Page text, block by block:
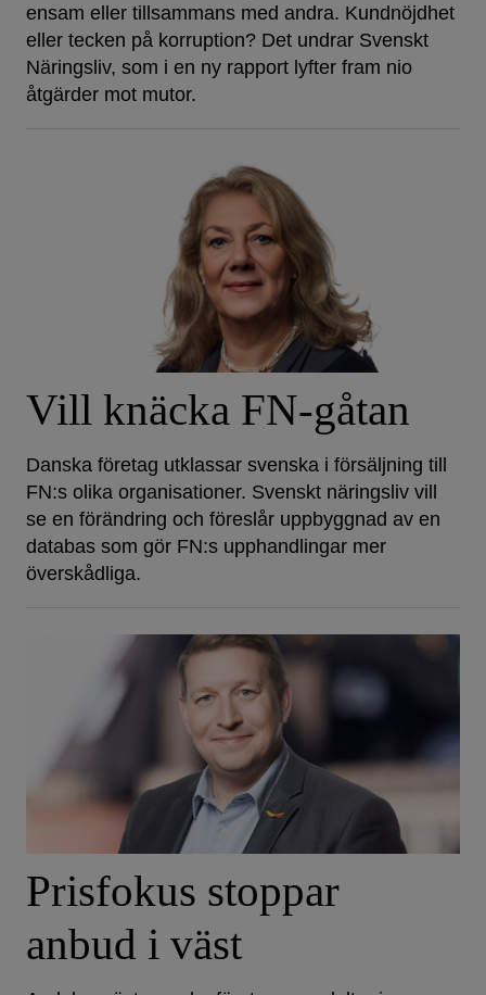
ensam eller tillsammans med andra. Kundnöjdhet
eller tecken på korruption? Det undrar Svenskt
Näringsliv, som i en ny rapport lyfter fram nio
åtgärder mot mutor.
Vill knäcka FN-gåtan
Danska företag utklassar svenska i försäljning till
FN:s olika organisationer. Svenskt näringsliv vill
se en förändring och föreslår uppbyggnad av en
databas som gör FN:s upphandlingar mer
överskådliga.
Prisfokus stoppar
anbud i väst